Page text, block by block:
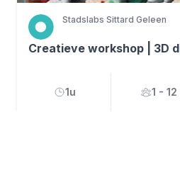
Stadslabs Sittard Geleen
Creatieve workshop | 3D
1u 1 - 12